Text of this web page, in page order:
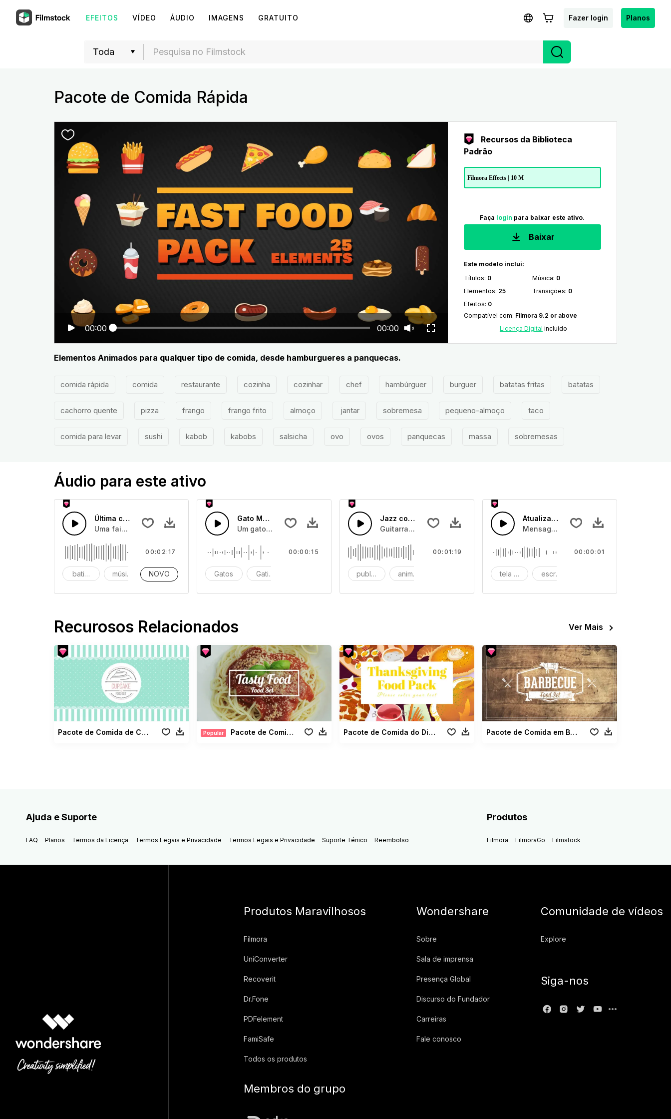
EFEITOS VÍDEO ÁUDIO IMAGENS GRATUITO Fazer login Planos
Pacote de Comida Rápida
00:00 00:00
Recursos da Biblioteca
Padrão
Filmora Effects | 10 M
Faça login para baixar este ativo.
Baixar
Este modelo inclui:
Títulos: 0 Música: 0
Elementos: 25 Transições: 0
Efeitos: 0
Compatível com: Filmora 9.2 or above
Licença Digital incluído
Elementos Animados para qualquer tipo de comida, desde hamburgueres a panquecas.
comida rápida comida restaurante cozinha cozinhar chef hambúrguer burguer batatas fritas batatas
cachorro quente pizza frango frango frito almoço jantar sobremesa pequeno-almoço taco
comida para levar sushi kabob kabobs salsicha ovo ovos panquecas massa sobremesas
Áudio para este ativo
Última chamada
Uma faixa pop crescente agradável com sintetizadores, bateria rítmica e melodias principais cativantes
batidas música instrumental
00:02:17
NOVO
Gato Mastigando
Um gato ou gatos comendo
Gatos Gatinhos
00:00:15
Jazz com Guitarra em café
Guitarra de café jazz com baixo francês e tarol suave
publicidade animação
00:01:19
Atualização Rápida
Mensagem rápido sendo digitada
tela digital escrita
00:00:01
Recurosos Relacionados Ver Mais
Pacote de Comida de Cupcakes Popular Pacote de Comida Saborosa Pacote de Comida do Dia de Ação de Graças Pacote de Comida em Barbecue
Ajuda e Suporte
FAQ Planos Termos da Licença Termos Legais e Privacidade Termos Legais e Privacidade Suporte Ténico Reembolso
Produtos
Filmora FilmoraGo Filmstock
Produtos Maravilhosos
Filmora
UniConverter
Recoverit
Dr.Fone
PDFelement
FamiSafe
Todos os produtos
Wondershare
Sobre
Sala de imprensa
Presença Global
Discurso do Fundador
Carreiras
Fale conosco
Comunidade de vídeos
Explore
Siga-nos
Membros do grupo